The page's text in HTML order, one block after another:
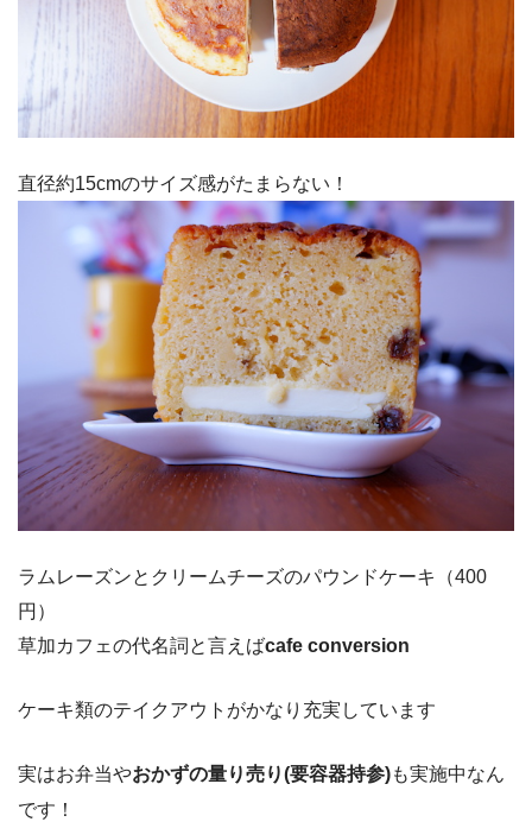
直径約15cmのサイズ感がたまらない！
ラムレーズンとクリームチーズのパウンドケーキ（400
円）
草加カフェの代名詞と言えばcafe conversion
ケーキ類のテイクアウトがかなり充実しています
実はお弁当やおかずの量り売り(要容器持参)も実施中なん
です！